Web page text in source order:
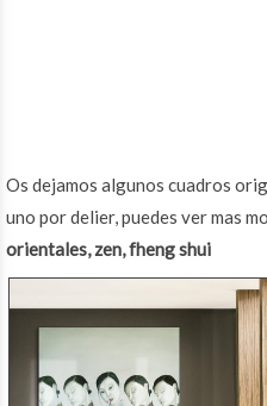
Os dejamos algunos cuadros
uno por delier, puedes ver mas
orientales, zen, fheng shui